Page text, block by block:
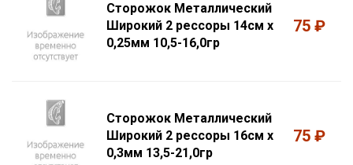
Сторожок Металлический
Широкий 2 рессоры 14см х
0,25мм 10,5-16,0гр
75 ₽
Сторожок Металлический
Широкий 2 рессоры 16см х
0,3мм 13,5-21,0гр
75 ₽